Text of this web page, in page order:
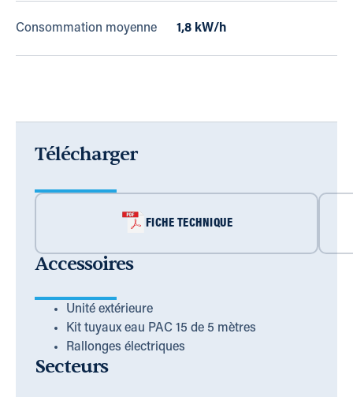
Consommation moyenne 1,8 kW/h
Télécharger
FICHE TECHNIQUE
Accessoires
Unité extérieure
Kit tuyaux eau PAC 15 de 5 mètres
Rallonges électriques
Secteurs